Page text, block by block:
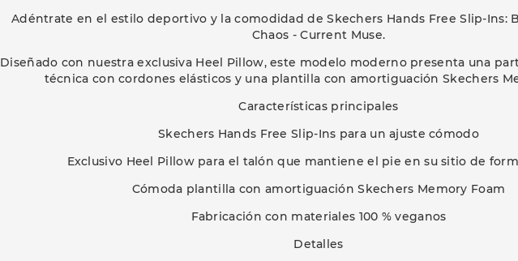
Adéntrate en el estilo deportivo y la comodidad de Skechers Hands Free Slip-Ins:
Chaos - Current Muse.
Diseñado con nuestra exclusiva Heel Pillow, este modelo moderno presenta una
técnica con cordones elásticos y una plantilla con amortiguación Skechers
Características principales
Skechers Hands Free Slip-Ins para un ajuste cómodo
Exclusivo Heel Pillow para el talón que mantiene el pie en su sitio de
Cómoda plantilla con amortiguación Skechers Memory Foam
Fabricación con materiales 100 % veganos
Detalles